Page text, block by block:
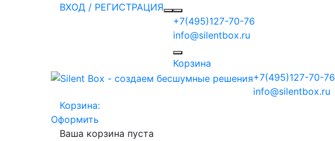
ВХОД / РЕГИСТРАЦИЯ
+7(495)127-70-76
info@silentbox.ru
Корзина
+7(495)127-70-76
info@silentbox.ru
Корзина:
Оформить
Ваша корзина пуста